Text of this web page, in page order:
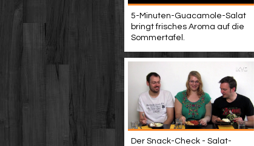
5-Minuten-Guacamole-Salat
bringt frisches Aroma auf die
Sommertafel.
Der Snack-Check - Salat-